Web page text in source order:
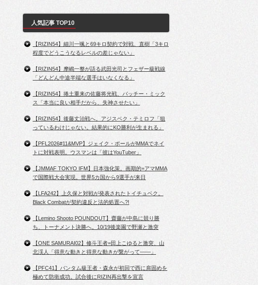
人気記事 TOP10
【RIZIN54】細川一颯と69キロ契約で対戦、直樹「3キロ
程度でどうこうなるレベルの差じゃない」
【RIZIN54】摩嶋一整が語る武田光司とフェザー級戦線
「どんどん中途半端な選手はいなくなる」
【RIZIN54】捲土重来の佐藤将光戦、パッチー・ミック
ス「本当に良い相手だから、失神させたい」
【RIZIN54】後藤丈治戦へ。アジスベク・テミロフ「狙
っているわけじゃない。結果的にKO勝利が生まれる」
【PFL2026#11&MVP】ジェイク・ポールがMMAでネイ
トに対戦表明。ウスマンは「彼はYouTuber」
【JMMAF TOKYO IFM】日本強化策。画期的=アマMMA
で国際戦大会実現。世界5カ国から9選手が来日
【LFA242】上久保と対戦が発表されたトイチュベク。
Black Combatが契約違反と法的処置へ?!
【Lemino Shooto POUNDOUT】齋藤が中島に競り勝
ち、トーナメント決勝へ。10/19後楽園で野瀬と激突
【ONE SAMURAI02】修斗王者=田上こゆると激突、山
北渓人「得意な動きと得意な動きが繋がって――」
【PFC41】バンタム級王者・森永が初回で西に肩固めを
極めて防衛成功。試合後にRIZIN再出撃を宣言